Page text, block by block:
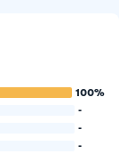
100%
-
-
-